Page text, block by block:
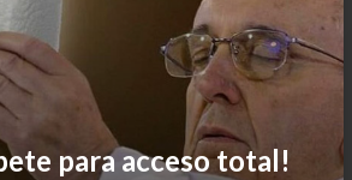
cuánto puedo asustarte
para acceso total!